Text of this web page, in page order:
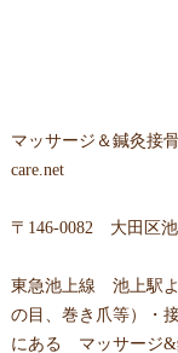
マッサージ＆鍼灸接
care.net
〒146-0082 大田区
東急池上線 池上駅
の目、巻き爪等）・
にある マッサージ&